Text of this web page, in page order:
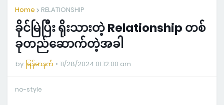
Home RELATIONSHIP
ခိုင်မြဲပြီး ရိုးသားတဲ့ Relationship တစ်
ခုတည်ဆောက်တဲ့အခါ
by မြန်မာနက် 11/28/2024 01:12:00 am
no-style